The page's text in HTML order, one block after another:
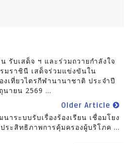
บเสด็จ ฯ และร่วมถวายกำลังใจ
มราชินี เสด็จร่วมแข่งขันใน
งเที่ยวไตรกีฬานานาชาติ ประจำปี
นายน 2569 ...
Older Article
ระบบรับเรื่องร้องเรียน เชื่อมโยง
ระสิทธิภาพการคุ้มครองผู้บริโภค ...